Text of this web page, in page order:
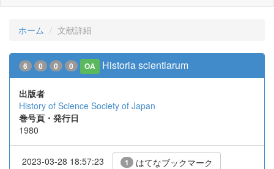
ホーム 文献詳細
6 0 0 0 OA Historia scientiarum
出版者
History of Science Society of Japan
巻号頁・発行日
1980
2023-03-28 18:57:23 1 はてなブックマーク